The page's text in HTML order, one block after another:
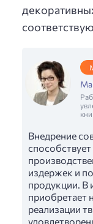
Внедрение
издержек и
продукции. В
приобретает
реализации